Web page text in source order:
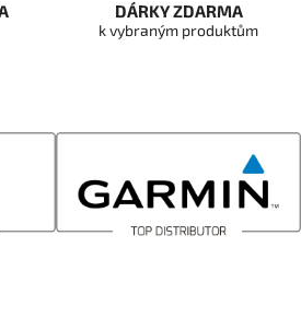
DÁRKY ZDARMA
k vybraným produktům